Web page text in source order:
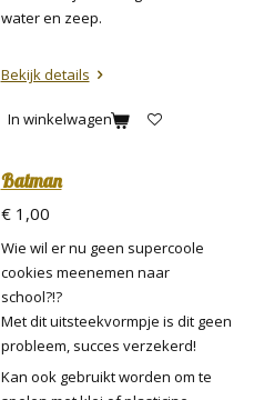
water en zeep.
Bekijk details
In winkelwagen
Batman
€ 1,00
Wie wil er nu geen supercoole
cookies meenemen naar
school?!?
Met dit uitsteekvormpje is dit geen
probleem, succes verzekerd!
Kan ook gebruikt worden om te